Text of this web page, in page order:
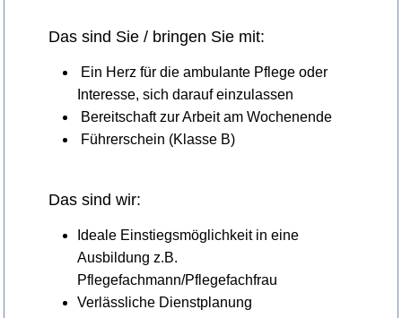
Das sind Sie / bringen Sie mit:
Ein Herz für die ambulante Pflege oder
Interesse, sich darauf einzulassen
Bereitschaft zur Arbeit am Wochenende
Führerschein (Klasse B)
Das sind wir:
Ideale Einstiegsmöglichkeit in eine
Ausbildung z.B.
Pflegefachmann/Pflegefachfrau
Verlässliche Dienstplanung